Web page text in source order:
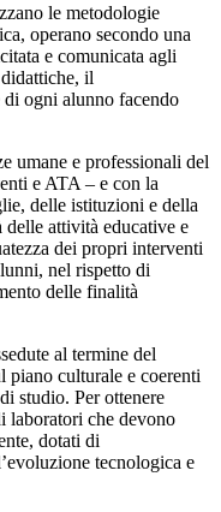
le metodologie
operano secondo una
e comunicata agli
il
ogni alunno facendo
umane e professionali del
e ATA – e con la
delle istituzioni e della
delle attività educative e
dei propri interventi
nel rispetto di
delle finalità
al termine del
piano culturale e coerenti
studio. Per ottenere
laboratori che devono
dotati di
tecnologica e